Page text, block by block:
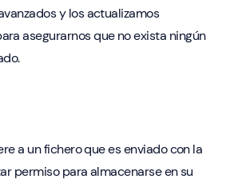
y los actualizamos
asegurarnos que no exista ningún
a un fichero que es enviado con la
permiso para almacenarse en su